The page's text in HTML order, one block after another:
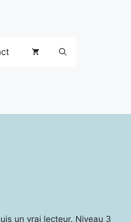
un vrai lecteur. Niveau 3